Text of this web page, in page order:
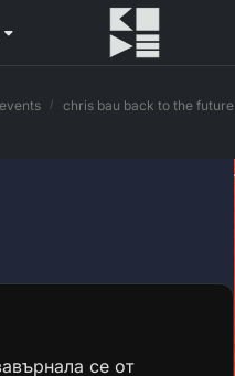
chris bau back to the future
се от